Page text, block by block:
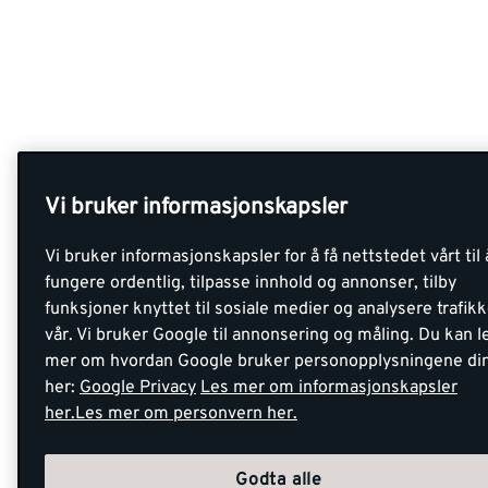
Vi bruker informasjonskapsler
Vi bruker informasjonskapsler for å få nettstedet vårt til
fungere ordentlig, tilpasse innhold og annonser, tilby
funksjoner knyttet til sosiale medier og analysere
vår. Vi bruker Google til annonsering og måling. Du kan
mer om hvordan Google bruker personopplysningene
her: Google Privacy Les mer om informasjonskapsler
her.Les mer om personvern her.
Godta alle